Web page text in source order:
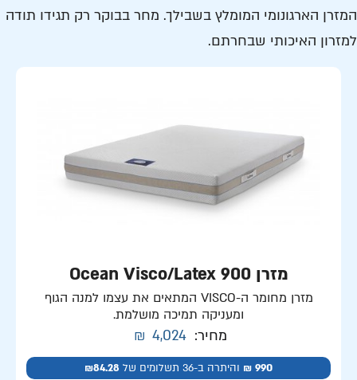
המזרן הארגונומי המומלץ בשבילך. מחר בבוקר רק תגידו תודה
למזרון האיכותי שבחרתם.
מזרן Ocean Visco/Latex 900
מזרן מחומר ה-VISCO המתאים את עצמו למנה הגוף
ומעניקה תמיכה מושלמת.
מחיר: 4,024
₪
990 ₪ והיתרה ב-36 תשלומים של ₪84.28